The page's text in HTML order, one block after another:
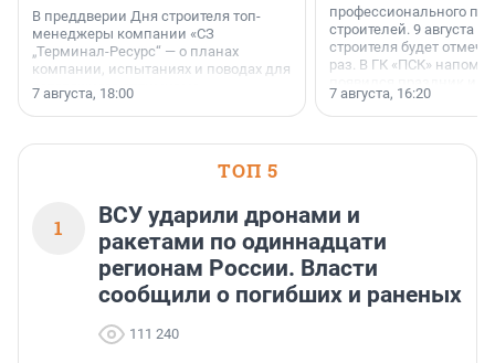
В преддверии Дня строителя топ-
менеджеры компании «СЗ
„Терминал-Ресурс“ — о планах
компании, испытаниях и поводах для
осторожного оптимизма.
7 августа, 18:00
профессионального
строителей. 9 августа
строителя будет
раз. В ГК «ПСК»
поменялась роль
7 августа, 16:20
ТОП 5
1
ВСУ ударили дронами и
ракетами по одиннадцати
регионам России. Власти
сообщили о погибших и раненых
111 240